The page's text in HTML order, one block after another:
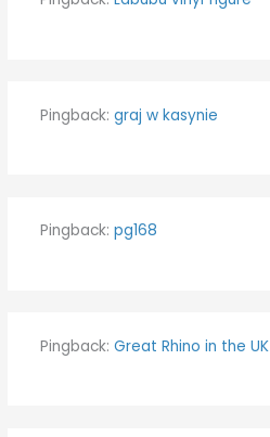
Pingback: graj w kasynie
Pingback: pg168
Pingback: Great Rhino in the UK